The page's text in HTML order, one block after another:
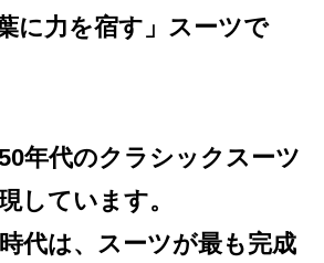
に力を宿す」スーツで
年代のクラシックスーツ
しています。
代は、スーツが最も完成